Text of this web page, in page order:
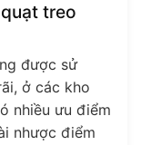
treo
được sử
ở các kho
nhiều ưu điểm
nhược điểm